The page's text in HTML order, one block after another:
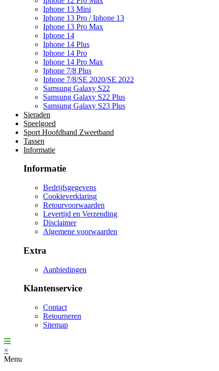
Iphone 13 Mini
Iphone 13 Pro / Iphone 13
Iphone 13 Pro Max
Iphone 14
Iphone 14 Plus
Iphone 14 Pro
Iphone 14 Pro Max
Iphone 7/8 Plus
Iphone 7/8/SE 2020/SE 2022
Samsung Galaxy S22
Samsung Galaxy S22 Plus
Samsung Galaxy S23 Plus
Sieraden
Speelgoed
Sport Hoofdband Zweetband
Tassen
Informatie
Informatie
Bedrijfsgegevens
Cookieverklaring
Retourvoorwaarden
Levertijd en Verzending
Disclaimer
Algemene voorwaarden
Extra
Aanbiedingen
Klantenservice
Contact
Retourneren
Sitemap
×
Menu